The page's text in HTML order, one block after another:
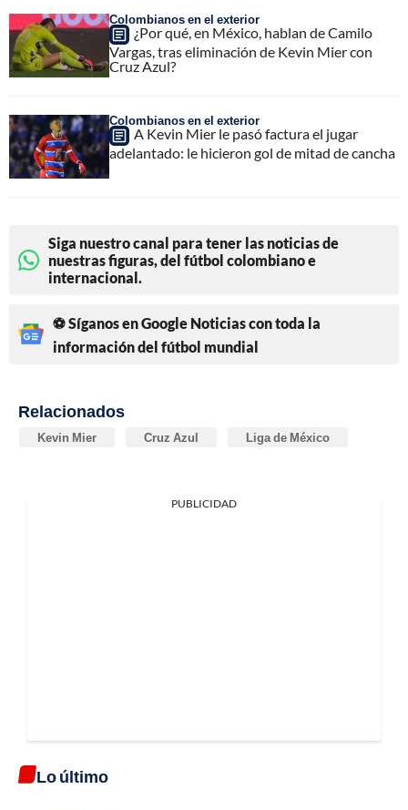
Colombianos en el exterior
¿Por qué, en México, hablan de Camilo
Vargas, tras eliminación de Kevin Mier con
Cruz Azul?
Colombianos en el exterior
A Kevin Mier le pasó factura el jugar
adelantado: le hicieron gol de mitad de cancha
Siga nuestro canal para tener las noticias de
nuestras figuras, del fútbol colombiano e
internacional.
⚽ Síganos en Google Noticias con toda la
información del fútbol mundial
Relacionados
Kevin Mier Cruz Azul Liga de México
PUBLICIDAD
Lo último